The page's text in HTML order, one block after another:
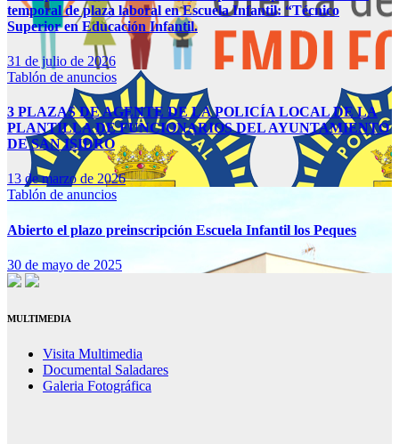
temporal de plaza laboral en Escuela Infantil: “Técnico
Superior en Educación Infantil.
31 de julio de 2026
Tablón de anuncios
3 PLAZAS DE AGENTE DE LA POLICÍA LOCAL DE LA
PLANTILLA DE FUNCIONARIOS DEL AYUNTAMIENTO
DE SAN ISIDRO
13 de marzo de 2026
Tablón de anuncios
Abierto el plazo preinscripción Escuela Infantil los Peques
30 de mayo de 2025
MULTIMEDIA
Visita Multimedia
Documental Saladares
Galeria Fotográfica